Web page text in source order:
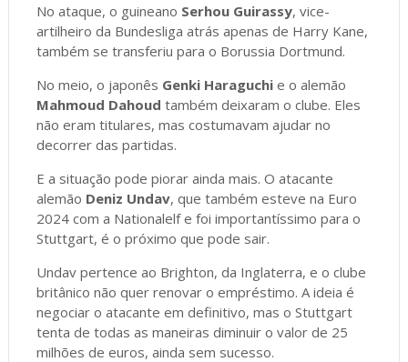
No ataque, o guineano Serhou Guirassy, vice-
artilheiro da Bundesliga atrás apenas de Harry Kane,
também se transferiu para o Borussia Dortmund.
No meio, o japonês Genki Haraguchie o alemão
Mahmoud Dahoud também deixaram o clube. Eles
não eram titulares, mas costumavam ajudar no
decorrer das partidas.
E a situação pode piorar ainda mais. O atacante
alemão Deniz Undav, que também esteve na Euro
2024 com a Nationalelf e foi importantíssimo para o
Stuttgart, é o próximo que pode sair.
Undav pertence ao Brighton, da Inglaterra, e o clube
britânico não quer renovar o empréstimo. A ideia é
negociar o atacante em definitivo, mas o Stuttgart
tenta de todas as maneiras diminuir o valor de 25
milhões de euros, ainda sem sucesso.